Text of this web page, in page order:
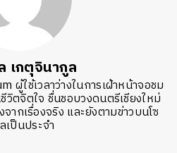
เกตุจินากูล
ผู้ใช้เวลาว่างในการเฝ้าหน้าจอชม
ตจิตใจ ชื่นชอบวงดนตรีเชียงใหม่
กเรื่องจริง และยังตามข่าวบนโซ
เป็นประจำ